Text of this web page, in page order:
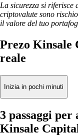
La sicurezza si riferisce
criptovalute sono
il valore del tuo
Prezo Kinsale
reale
Inizia in pochi minuti
3 passaggi
Kinsale